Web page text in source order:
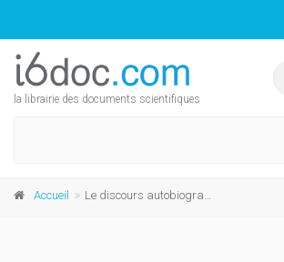
la librairie des documents scientifiques
Accueil Le discours autobiographique à l'épreuve des pouvoirs Europe - Russie - Eurasie